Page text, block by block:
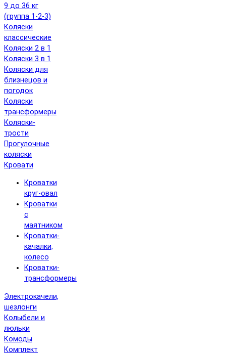
9 до 36 кг
(группа 1-2-3)
Коляски
классические
Коляски 2 в 1
Коляски 3 в 1
Коляски для
близнецов и
погодок
Коляски
трансформеры
Коляски-
трости
Прогулочные
коляски
Кровати
Кроватки
круг-овал
Кроватки
с
маятником
Кроватки-
качалки,
колесо
Кроватки-
трансформеры
Электрокачели,
шезлонги
Колыбели и
люльки
Комоды
Комплект